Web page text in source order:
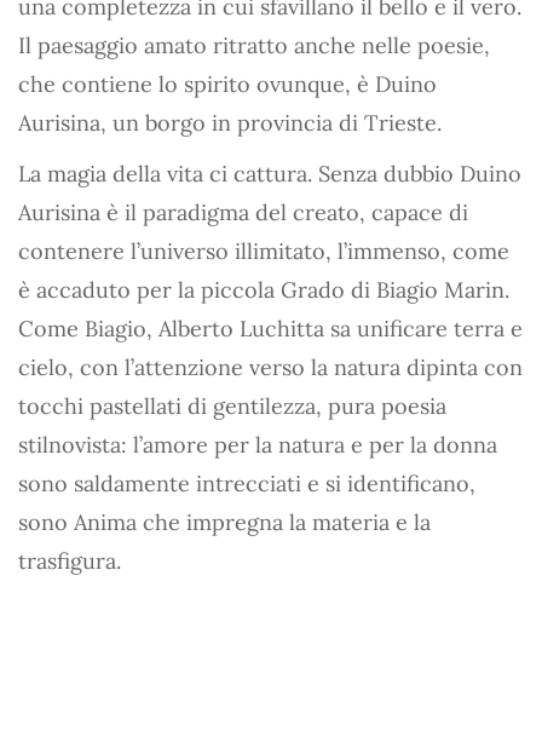
una completezza in cui sfavillano il bello e il vero.
Il paesaggio amato ritratto anche nelle poesie,
che contiene lo spirito ovunque, è Duino
Aurisina, un borgo in provincia di Trieste.
La magia della vita ci cattura. Senza dubbio Duino
Aurisina è il paradigma del creato, capace di
contenere l’universo illimitato, l’immenso, come
è accaduto per la piccola Grado di Biagio Marin.
Come Biagio, Alberto Luchitta sa unificare terra e
cielo, con l’attenzione verso la natura dipinta con
tocchi pastellati di gentilezza, pura poesia
stilnovista: l’amore per la natura e per la donna
sono saldamente intrecciati e si identificano,
sono Anima che impregna la materia e la
trasfigura.